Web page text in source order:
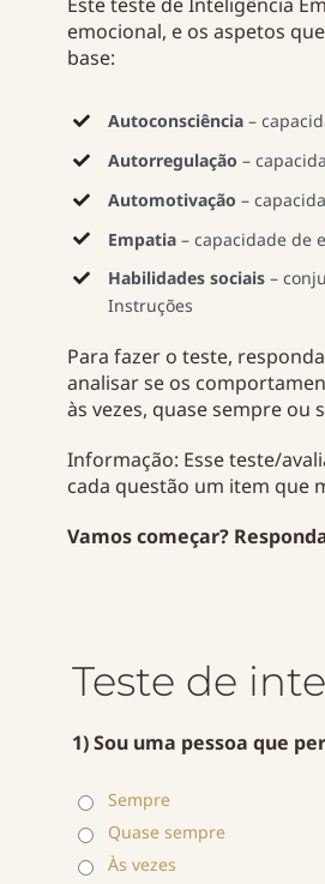
emocional, e os aspetos
base:
Autoconsciência–
Autorregulação –
Automotivação –
Empatia– capacidade de
Habilidades sociais–
Instruções
Para fazer o teste,
analisar se os
às vezes, quase sempre ou
Informação: Esse teste/
cada questão um item que
Vamos começar?
Teste de
1) Sou uma pessoa que
Sempre
Quase sempre
Às vezes